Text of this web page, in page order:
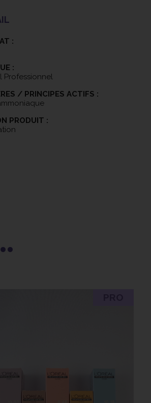
:
:
Professionnel
/ PRINCIPES ACTIFS :
PRODUIT :